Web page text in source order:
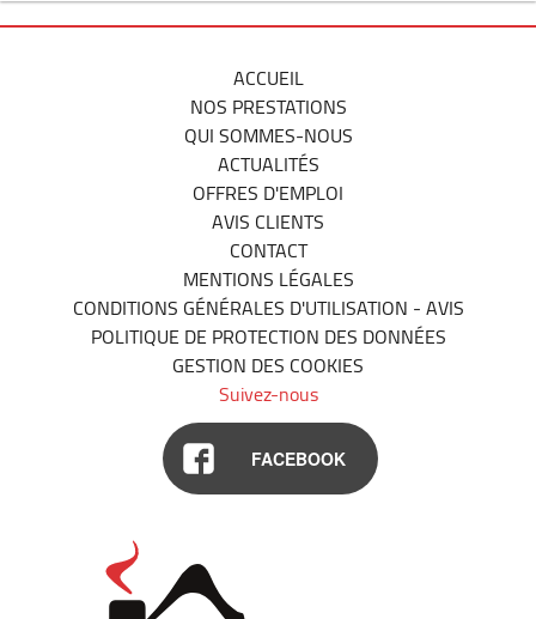
ACCUEIL
NOS PRESTATIONS
QUI SOMMES-NOUS
ACTUALITÉS
OFFRES D'EMPLOI
AVIS CLIENTS
CONTACT
MENTIONS LÉGALES
CONDITIONS GÉNÉRALES D'UTILISATION - AVIS
POLITIQUE DE PROTECTION DES DONNÉES
GESTION DES COOKIES
Suivez-nous
FACEBOOK